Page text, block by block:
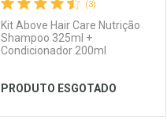
(3)
Kit Above Hair Care Nutrição
Shampoo 325ml +
Condicionador 200ml
PRODUTO ESGOTADO